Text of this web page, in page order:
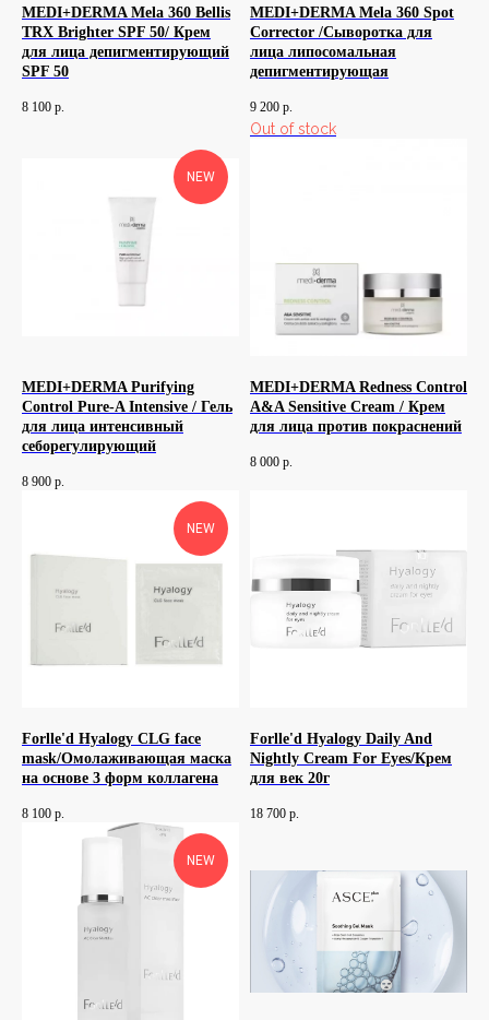
MEDI+DERMA Mela 360 Bellis
TRX Brighter SPF 50/ Крем
для лица депигментирующий
SPF 50
8 100 р.
MEDI+DERMA Mela 360 Spot
Corrector /Сыворотка для
лица липосомальная
депигментирующая
9 200 р.
Out of stock
NEW
MEDI+DERMA Purifying
Control Pure-A Intensive / Гель
для лица интенсивный
себорегулирующий
8 900 р.
MEDI+DERMA Redness Control
A&A Sensitive Cream / Крем
для лица против покраснений
8 000 р.
NEW
Forlle'd Hyalogy CLG face
mask/Омолаживающая маска
на основе 3 форм коллагена
8 100 р.
Forlle'd Hyalogy Daily And
Nightly Cream For Eyes/Крем
для век 20г
18 700 р.
NEW